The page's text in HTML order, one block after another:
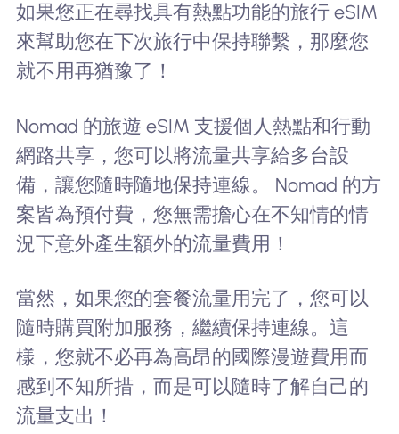
如果您正在尋找具有熱點功能的旅行 eSIM
來幫助您在下次旅行中保持聯繫，那麼您
就不用再猶豫了！
Nomad 的旅遊 eSIM 支援個人熱點和行動
網路共享，您可以將流量共享給多台設
備，讓您隨時隨地保持連線。 Nomad 的方
案皆為預付費，您無需擔心在不知情的情
況下意外產生額外的流量費用！
當然，如果您的套餐流量用完了，您可以
隨時購買附加服務，繼續保持連線。這
樣，您就不必再為高昂的國際漫遊費用而
感到不知所措，而是可以隨時了解自己的
流量支出！